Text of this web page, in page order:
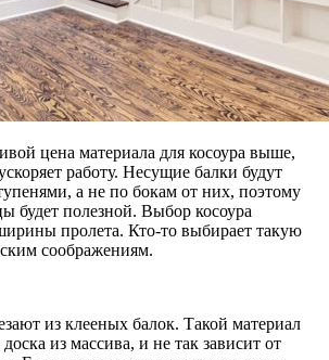
цена материала для косоура выше,
работу. Несущие балки будут
а не по бокам от них, поэтому
будет полезной. Выбор косоура
пролета. Кто-то выбирает такую
соображениям.
из клееных балок. Такой материал
из массива, и не так зависит от